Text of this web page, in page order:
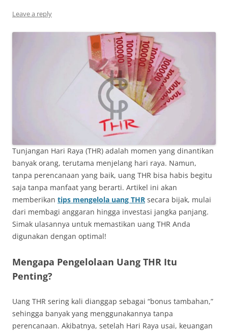
Leave a reply
Tunjangan Hari Raya (THR) adalah momen yang dinantikan
banyak orang, terutama menjelang hari raya. Namun,
tanpa perencanaan yang baik, uang THR bisa habis begitu
saja tanpa manfaat yang berarti. Artikel ini akan
memberikan tips mengelola uang THR secara bijak, mulai
dari membagi anggaran hingga investasi jangka panjang.
Simak ulasannya untuk memastikan uang THR Anda
digunakan dengan optimal!
Mengapa Pengelolaan Uang THR Itu
Penting?
Uang THR sering kali dianggap sebagai “bonus tambahan,”
sehingga banyak yang menggunakannya tanpa
perencanaan. Akibatnya, setelah Hari Raya usai, keuangan